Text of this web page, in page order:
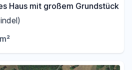
Haus mit großem Grundstück